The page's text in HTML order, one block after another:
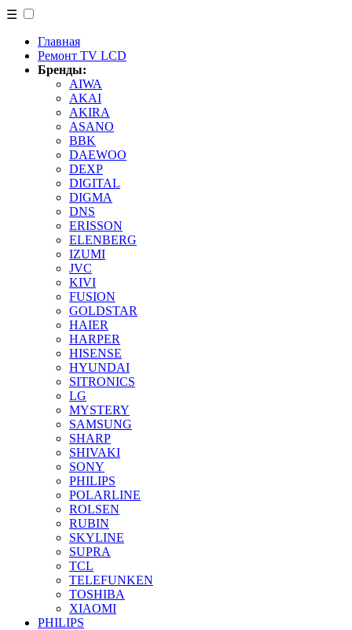
☰
Главная
Ремонт TV LCD
Бренды:
AIWA
AKAI
AKIRA
ASANO
BBK
DAEWOO
DEXP
DIGITAL
DIGMA
DNS
ERISSON
ELENBERG
IZUMI
JVC
KIVI
FUSION
GOLDSTAR
HAIER
HARPER
HISENSE
HYUNDAI
SITRONICS
LG
MYSTERY
SAMSUNG
SHARP
SHIVAKI
SONY
PHILIPS
POLARLINE
ROLSEN
RUBIN
SKYLINE
SUPRA
TCL
TELEFUNKEN
TOSHIBA
XIAOMI
PHILIPS